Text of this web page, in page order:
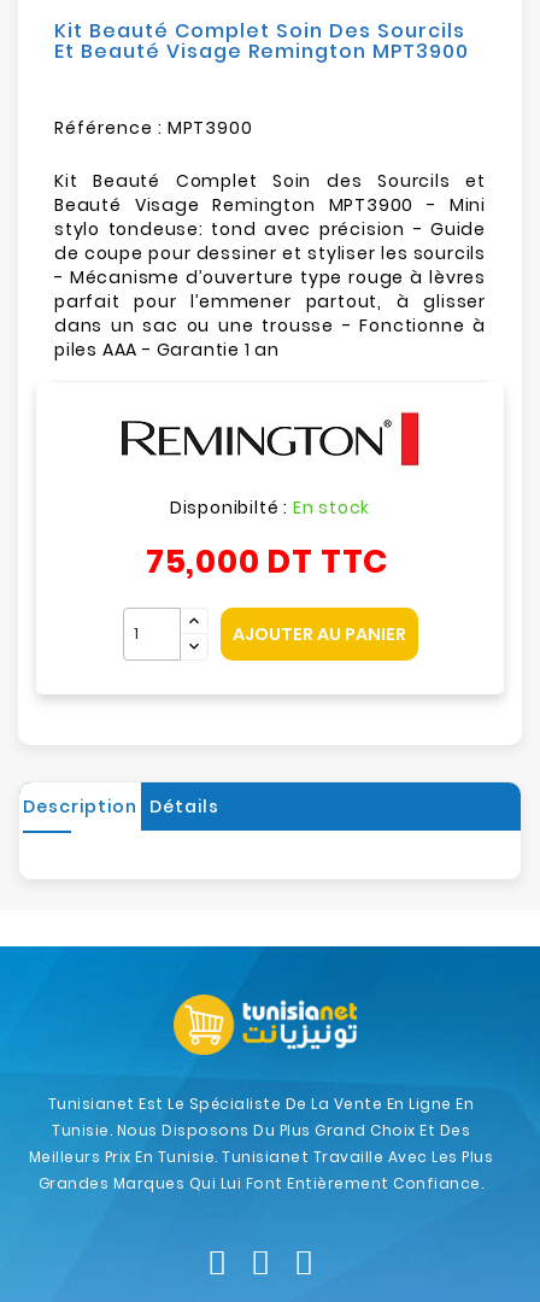
Kit Beauté Complet Soin Des Sourcils
Et Beauté Visage Remington MPT3900
Référence : MPT3900
Kit Beauté Complet Soin des Sourcils et
Beauté Visage Remington MPT3900 - Mini
stylo tondeuse: tond avec précision - Guide
de coupe pour dessiner et styliser les sourcils
- Mécanisme d’ouverture type rouge à lèvres
parfait pour l’emmener partout, à glisser
dans un sac ou une trousse - Fonctionne à
piles AAA - Garantie 1 an
Disponibilté : En stock
75,000 DT TTC
AJOUTER AU PANIER
Description Détails
Tunisianet Est Le Spécialiste De La Vente En Ligne En
Tunisie. Nous Disposons Du Plus Grand Choix Et Des
Meilleurs Prix En Tunisie. Tunisianet Travaille Avec Les Plus
Grandes Marques Qui Lui Font Entièrement Confiance.